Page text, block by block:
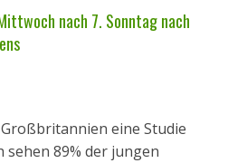
nach 7. Sonntag nach
eine Studie
89% der jungen